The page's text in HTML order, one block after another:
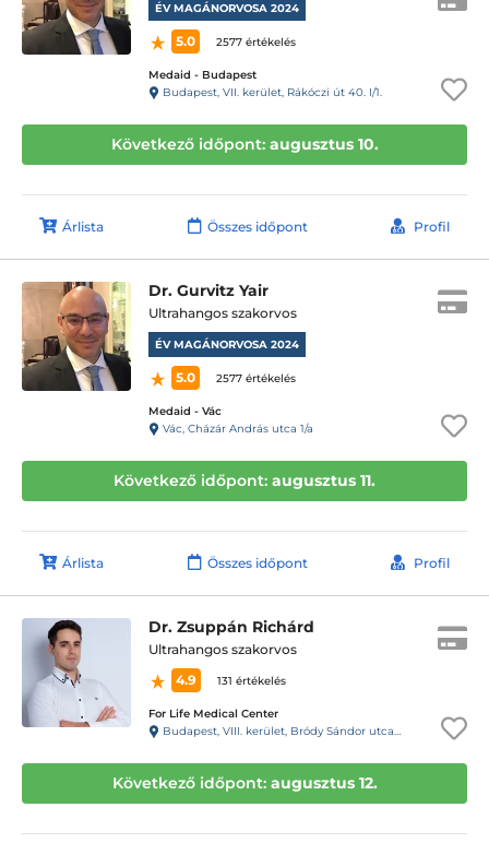
ÉV MAGÁNORVOSA 2024
5.0 2577 értékelés
Medaid - Budapest
Budapest, VII. kerület, Rákóczi út 40. I/1.
Következő időpont: augusztus 10.
Árlista Összes időpont Profil
Dr. Gurvitz Yair
Ultrahangos szakorvos
ÉV MAGÁNORVOSA 2024
5.0 2577 értékelés
Medaid - Vác
Vác, Cházár András utca 1/a
Következő időpont: augusztus 11.
Árlista Összes időpont Profil
Dr. Zsuppán Richárd
Ultrahangos szakorvos
4.9
131 értékelés
For Life Medical Center
Budapest, VIII. kerület, Bródy Sándor utca 28. 1.lépcsőház, fsz. 2.
Következő időpont: augusztus 12.